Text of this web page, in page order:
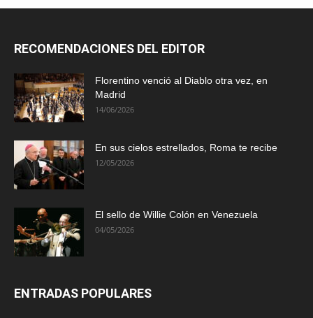
RECOMENDACIONES DEL EDITOR
Florentino venció al Diablo otra vez, en
Madrid
14/06/2026
En sus cielos estrellados, Roma te recibe
12/05/2026
El sello de Willie Colón en Venezuela
04/05/2026
ENTRADAS POPULARES